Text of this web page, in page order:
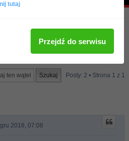
Posty: 2 • Strona 1 z 1
2016, 07:08
tutaj
Przejdź do serwisu